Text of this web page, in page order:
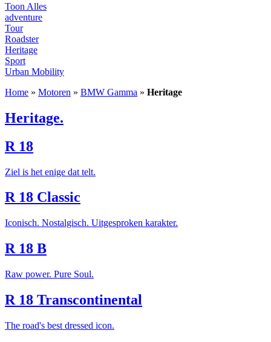
Toon Alles
adventure
Tour
Roadster
Heritage
Sport
Urban Mobility
Home » Motoren » BMW Gamma » Heritage
Heritage.
R 18
Ziel is het enige dat telt.
R 18 Classic
Iconisch. Nostalgisch. Uitgesproken karakter.
R 18 B
Raw power. Pure Soul.
R 18 Transcontinental
The road's best dressed icon.